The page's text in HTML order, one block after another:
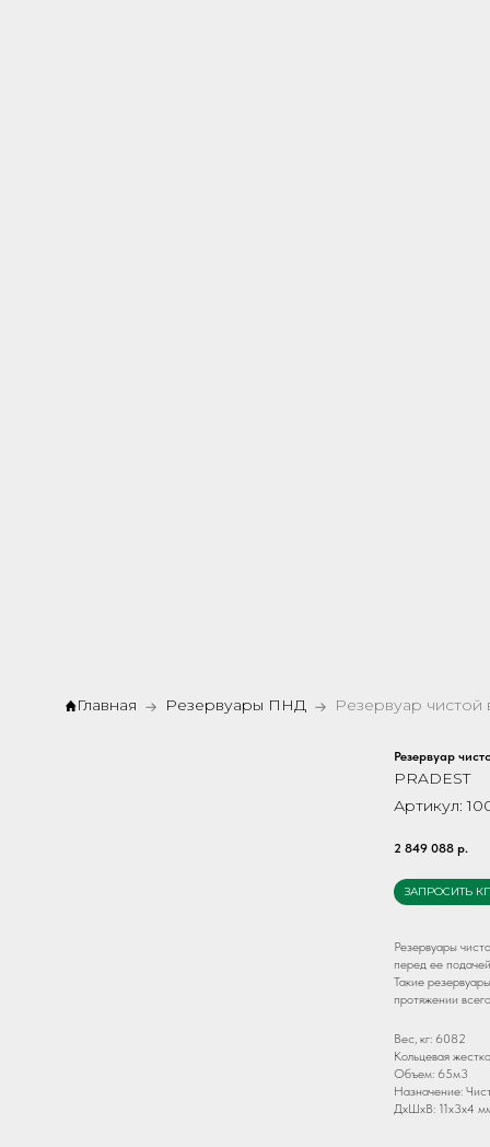
Главная Резервуары ПНД
Резервуар
PRADEST
Артикул:
2 849 088 р.
ЗАПРОСИТЬ
Резервуары
перед ее
Такие
протяжении
Вес, кг: 6082
Кольцевая
Объем: 65м3
Назначение:
ДxШxВ: 11x3x4